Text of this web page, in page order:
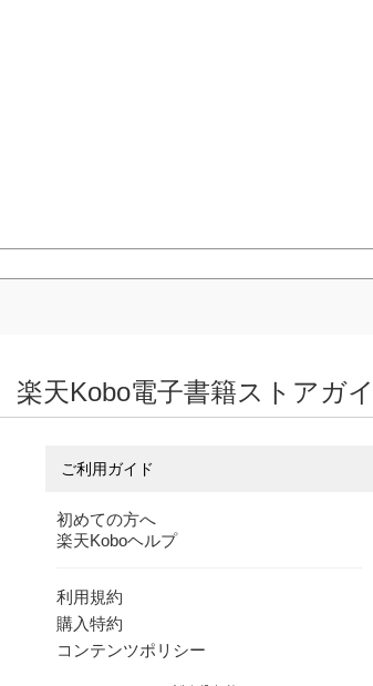
楽天Kobo電子書籍ストアガ
ご利用ガイド
初めての方へ
楽天Koboヘルプ
利用規約
購入特約
コンテンツポリシー